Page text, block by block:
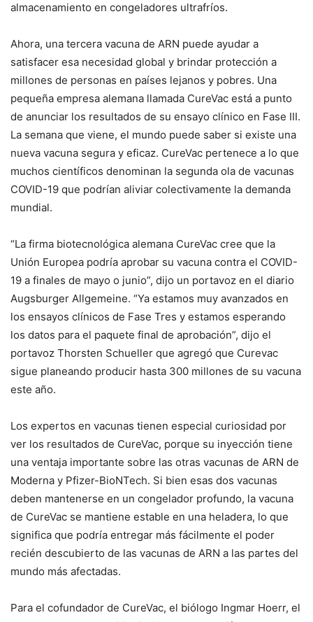
almacenamiento en congeladores ultrafríos.
Ahora, una tercera vacuna de ARN puede ayudar a
satisfacer esa necesidad global y brindar protección a
millones de personas en países lejanos y pobres. Una
pequeña empresa alemana llamada CureVac está a punto
de anunciar los resultados de su ensayo clínico en Fase III.
La semana que viene, el mundo puede saber si existe una
nueva vacuna segura y eficaz. CureVac pertenece a lo que
muchos científicos denominan la segunda ola de vacunas
COVID-19 que podrían aliviar colectivamente la demanda
mundial.
“La firma biotecnológica alemana CureVac cree que la
Unión Europea podría aprobar su vacuna contra el COVID-
19 a finales de mayo o junio”, dijo un portavoz en el diario
Augsburger Allgemeine. “Ya estamos muy avanzados en
los ensayos clínicos de Fase Tres y estamos esperando
los datos para el paquete final de aprobación”, dijo el
portavoz Thorsten Schueller que agregó que Curevac
sigue planeando producir hasta 300 millones de su vacuna
este año.
Los expertos en vacunas tienen especial curiosidad por
ver los resultados de CureVac, porque su inyección tiene
una ventaja importante sobre las otras vacunas de ARN de
Moderna y Pfizer-BioNTech. Si bien esas dos vacunas
deben mantenerse en un congelador profundo, la vacuna
de CureVac se mantiene estable en una heladera, lo que
significa que podría entregar más fácilmente el poder
recién descubierto de las vacunas de ARN a las partes del
mundo más afectadas.
Para el cofundador de CureVac, el biólogo Ingmar Hoerr, el